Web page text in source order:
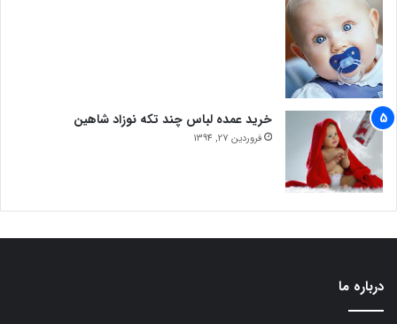
خرید عمده لباس چند تکه نوزاد شاهین
فروردین 27, 1394
درباره ما